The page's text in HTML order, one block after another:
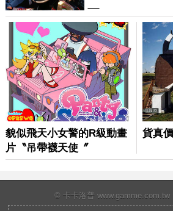
© 卡卡洛普 www.gamme.com.tw |